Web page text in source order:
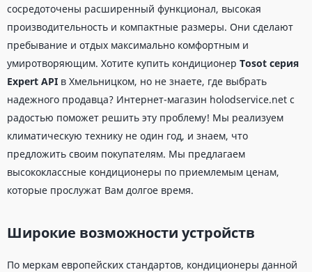
сосредоточены расширенный функционал, высокая
производительность и компактные размеры. Они сделают
пребывание и отдых максимально комфортным и
умиротворяющим. Хотите купить кондиционер Tosot серия
Expert API в Хмельницком, но не знаете, где выбрать
надежного продавца? Интернет-магазин holodservice.net с
радостью поможет решить эту проблему! Мы реализуем
климатическую технику не один год, и знаем, что
предложить своим покупателям. Мы предлагаем
высококлассные кондиционеры по приемлемым ценам,
которые прослужат Вам долгое время.
Широкие возможности устройств
По меркам европейских стандартов, кондиционеры данной